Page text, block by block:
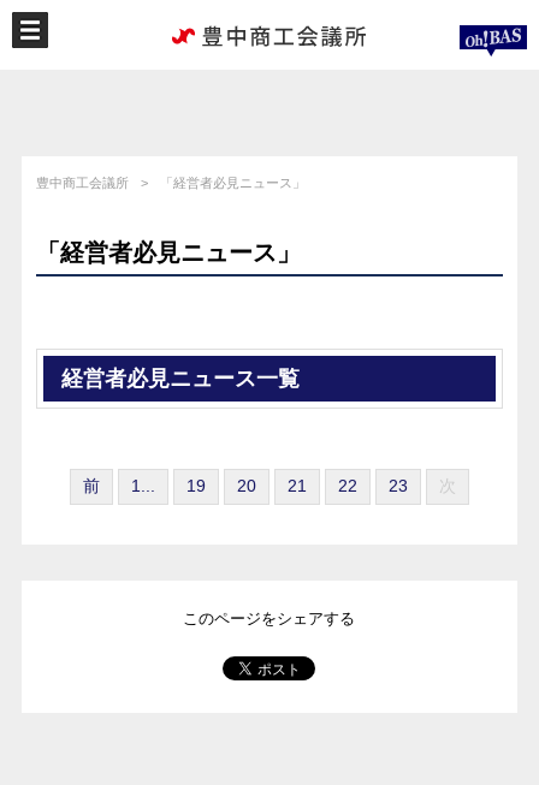
豊中商工会議所 「経営者必見ニュース」
「経営者必見ニュース」
経営者必見ニュース一覧
前 1... 19 20 21 22 23 次
このページをシェアする